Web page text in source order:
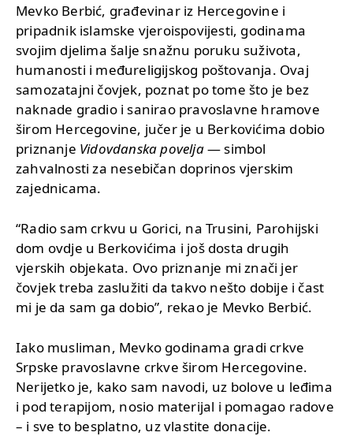
Mevko Berbić, građevinar iz Hercegovine i
pripadnik islamske vjeroispovijesti, godinama
svojim djelima šalje snažnu poruku suživota,
humanosti i međureligijskog poštovanja. Ovaj
samozatajni čovjek, poznat po tome što je bez
naknade gradio i sanirao pravoslavne hramove
širom Hercegovine, jučer je u Berkovićima dobio
priznanje Vidovdanska povelja— simbol
zahvalnosti za nesebičan doprinos vjerskim
zajednicama.
“Radio sam crkvu u Gorici, na Trusini, Parohijski
dom ovdje u Berkovićima i još dosta drugih
vjerskih objekata. Ovo priznanje mi znači jer
čovjek treba zaslužiti da takvo nešto dobije i čast
mi je da sam ga dobio”, rekao je Mevko Berbić.
Iako musliman, Mevko godinama gradi crkve
Srpske pravoslavne crkve širom Hercegovine.
Nerijetko je, kako sam navodi, uz bolove u leđima
i pod terapijom, nosio materijal i pomagao radove
– i sve to besplatno, uz vlastite donacije.